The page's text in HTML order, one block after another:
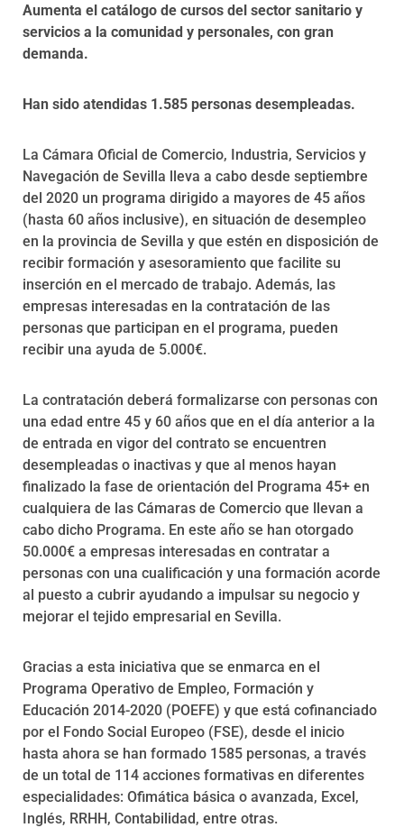
Aumenta el catálogo de cursos del sector sanitario y
servicios a la comunidad y personales, con gran
demanda.
Han sido atendidas 1.585 personas desempleadas.
La Cámara Oficial de Comercio, Industria, Servicios y
Navegación de Sevilla lleva a cabo desde septiembre
del 2020 un programa dirigido a mayores de 45 años
(hasta 60 años inclusive), en situación de desempleo
en la provincia de Sevilla y que estén en disposición de
recibir formación y asesoramiento que facilite su
inserción en el mercado de trabajo. Además, las
empresas interesadas en la contratación de las
personas que participan en el programa, pueden
recibir una ayuda de 5.000€.
La contratación deberá formalizarse con personas con
una edad entre 45 y 60 años que en el día anterior a la
de entrada en vigor del contrato se encuentren
desempleadas o inactivas y que al menos hayan
finalizado la fase de orientación del Programa 45+ en
cualquiera de las Cámaras de Comercio que llevan a
cabo dicho Programa. En este año se han otorgado
50.000€ a empresas interesadas en contratar a
personas con una cualificación y una formación acorde
al puesto a cubrir ayudando a impulsar su negocio y
mejorar el tejido empresarial en Sevilla.
Gracias a esta iniciativa que se enmarca en el
Programa Operativo de Empleo, Formación y
Educación 2014-2020 (POEFE) y que está cofinanciado
por el Fondo Social Europeo (FSE), desde el inicio
hasta ahora se han formado 1585 personas, a través
de un total de 114 acciones formativas en diferentes
especialidades: Ofimática básica o avanzada, Excel,
Inglés, RRHH, Contabilidad, entre otras.